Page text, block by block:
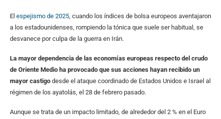
El espejismo de 2025, cuando los índices de bolsa europeos aventajaron
a los estadounidenses, rompiendo la tónica que suele ser habitual, se
desvanece por culpa de la guerra en Irán.
La mayor dependencia de las economías europeas respecto del crudo
de Oriente Medio ha provocado que sus acciones hayan recibido un
mayor castigo desde el ataque coordinado de Estados Unidos e Israel al
régimen de los ayatolás, el 28 de febrero pasado.
Aunque se trata de un impacto limitado, de alrededor del 2 % en el Euro